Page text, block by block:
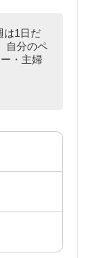
は1日だ
自分のペ
・主婦